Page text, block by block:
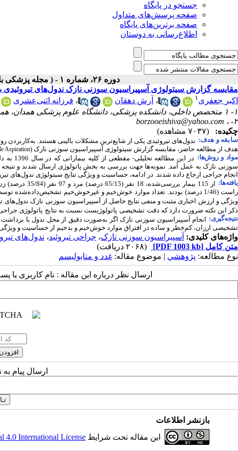
جستجو در پایگاه
صفحه پرسش‌های متداول
صفحه برترین‌های پایگاه
اطلاع‌رسانی به دوستان
دوره ۲۶، شماره ۱ - ( مجله پزشکی بالینی ابن سیناـ بهار ۱۳۹۸ )
مقایسه گزارش سیتولوژی آسپیراسیون سوزنی نازک ندول‌های تیروئیدی با
اکبر جعفری ۱ ، آرش دهقان ، فرزانه اثنی‌عشری
۱- ۱ متخصص داخلی، دانشکده پزشکی، دانشگاه علوم پزشکی همدان، همدان، ایران
۲- ،
borzooeishiva@yahoo.com
چکیده:
(۷۰۳۷ مشاهده)
سابقه و هدف: ندول‌های تیروئیدی یکی از شایع‌ترین مشکلات بالینی هستند.
هدف از مطالعه حاضر، مقایسه گزارش سیتولوژی آسپیراسیون سوزنی نازک (Aspiration
مواد و روش‌‌ها: در این مطالعه تحلیلی- مقطعی از
کلیه
سوزنی نازک به عمل آمد. نمونه‌ها جهت بررسی به بخش پاتولوژی ارسال شدند و
انجام جراحی ارجاع داده شدند. در ادامه، حساسیت و ویژگی نتایج سیتولوژی ندول‌های
یافته‌ها: از 115 بیمار بررسی‌شده، 18 نفر (65/15 درصد) مرد و 97 نفر (35/84 درصد) زن بودند. میانگین سنی بیماران 34/14
ویژگی و ارزش اخباری مثبت و منفی نتایج حاصل از آسپیراسیون سوزنی نازک ندول‌های
ذکر این نکته ضرورت دارد که دقت تشخیصی پاتولوژیست نسبت به نتایج پاتولوژی جراحی
نتیجه‌گیری: انجام آسپیراسیون سوزنی نازک اگر به‌صورت دقیق از محل ندول با
تشخیصی ارزان، کم‌خطر و ساده در افتراق موارد خوش‌خیم و بدخیم از حساسیت و ویژگی
واژه‌های کلیدی: آسپیراسیون سوزنی نازک، جراحی تیروئید، ندول‌های
متن کامل [PDF 1003 kb]
(۲۰۶۸ دریافت)
نوع مطالعه: پژوهشي | موضوع مقاله: غدد و متابوليسم
ارسال نظر درباره این مقاله : نام کاربری یا
ارسال پیام
بازنشر اطلاعات
این مقاله تحت شرایط 4.0 International License